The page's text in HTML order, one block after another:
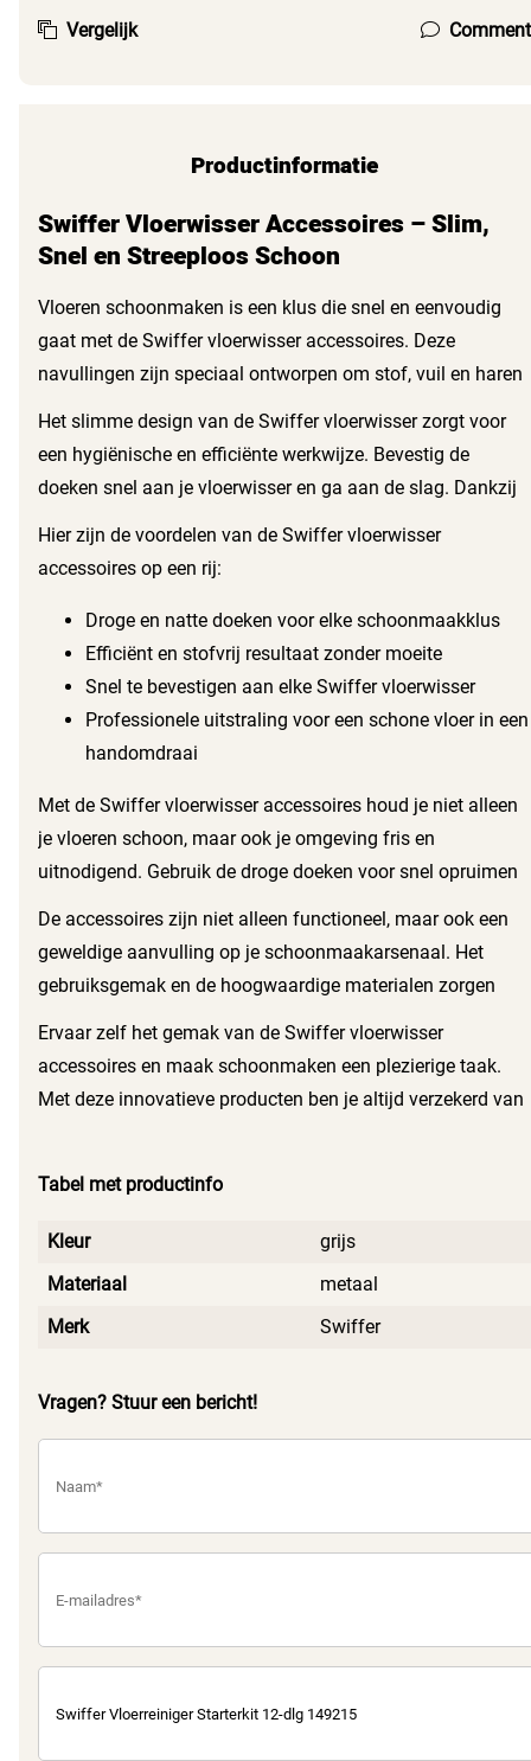
Vergelijk Comment
Productinformatie
Swiffer Vloerwisser Accessoires – Slim,
Snel en Streeploos Schoon
Vloeren schoonmaken is een klus die snel en eenvoudig
gaat met de Swiffer vloerwisser accessoires. Deze
navullingen zijn speciaal ontworpen om stof, vuil en haren
Het slimme design van de Swiffer vloerwisser zorgt voor
een hygiënische en efficiënte werkwijze. Bevestig de
doeken snel aan je vloerwisser en ga aan de slag. Dankzij
zoals winkels, kantoren en horeca.
Hier zijn de voordelen van de Swiffer vloerwisser
accessoires op een rij:
Droge en natte doeken voor elke schoonmaakklus
Efficiënt en stofvrij resultaat zonder moeite
Snel te bevestigen aan elke Swiffer vloerwisser
Professionele uitstraling voor een schone vloer in een
handomdraai
Met de Swiffer vloerwisser accessoires houd je niet alleen
je vloeren schoon, maar ook je omgeving fris en
uitnodigend. Gebruik de droge doeken voor snel opruimen
De accessoires zijn niet alleen functioneel, maar ook een
geweldige aanvulling op je schoonmaakarsenaal. Het
gebruiksgemak en de hoogwaardige materialen zorgen
Ervaar zelf het gemak van de Swiffer vloerwisser
accessoires en maak schoonmaken een plezierige taak.
Met deze innovatieve producten ben je altijd verzekerd van
Tabel met productinfo
Kleur
grijs
Materiaal
metaal
Merk
Swiffer
Vragen? Stuur een bericht!